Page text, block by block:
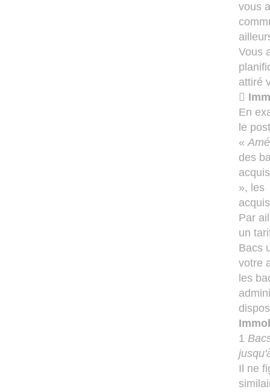
vous
Vous
attiré

En
le
«
des
», les
Par
un
Bacs
votre
les
1
Il ne